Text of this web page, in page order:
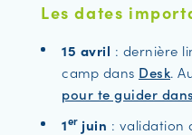
Les dates
15 avril : dernière
camp dans Desk.
pour te guider
1er juin : validation